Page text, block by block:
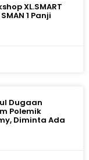
XL.SMART
1 Panji
Dugaan
Polemik
Diminta Ada